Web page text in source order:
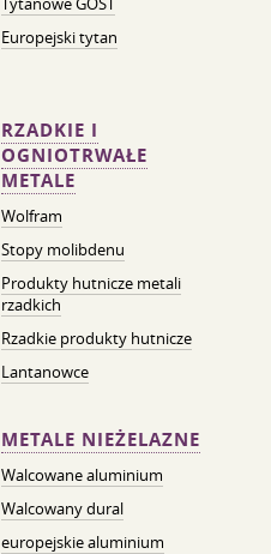
Europejski tytan
RZADKIE I
OGNIOTRWAŁE
METALE
Wolfram
Stopy molibdenu
Produkty hutnicze metali
rzadkich
Rzadkie produkty hutnicze
Lantanowce
METALE NIEŻELAZNE
Walcowane aluminium
Walcowany dural
europejskie aluminium